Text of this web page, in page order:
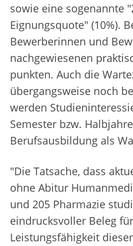
sowie eine sogenannte
Eignungsquote" (10%).
Bewerberinnen und
nachgewiesenen
punkten. Auch die
übergangsweise noch
werden
Semester bzw.
Berufsausbildung als
"Die Tatsache, dass
ohne Abitur
und 205 Pharmazie
eindrucksvoller Beleg
Leistungsfähigkeit